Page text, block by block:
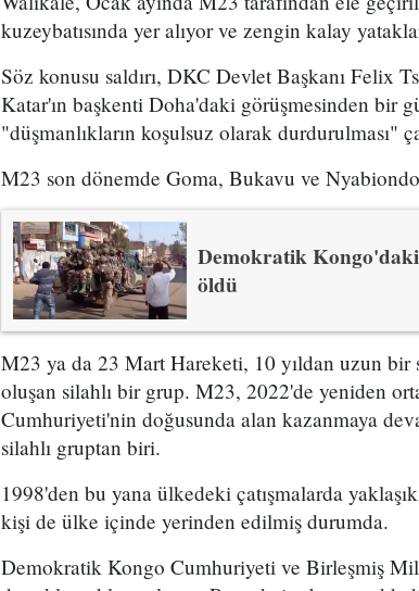
kuzeybatısında yer alıyor ve zengin kalay
Söz konusu saldırı, DKC Devlet Başkanı Felix
Katar'ın başkenti Doha'daki görüşmesinden bir
"düşmanlıkların koşulsuz olarak durdurulması"
M23 son dönemde Goma, Bukavu ve
Demokratik Kongo'daki
öldü
M23 ya da 23 Mart Hareketi, 10 yıldan uzun
oluşan silahlı bir grup. M23, 2022'de yeniden
Cumhuriyeti'nin doğusunda alan kazanmaya
silahlı gruptan biri.
1998'den bu yana ülkedeki çatışmalarda
kişi de ülke içinde yerinden edilmiş durumda.
Demokratik Kongo Cumhuriyeti ve Birleşmiş